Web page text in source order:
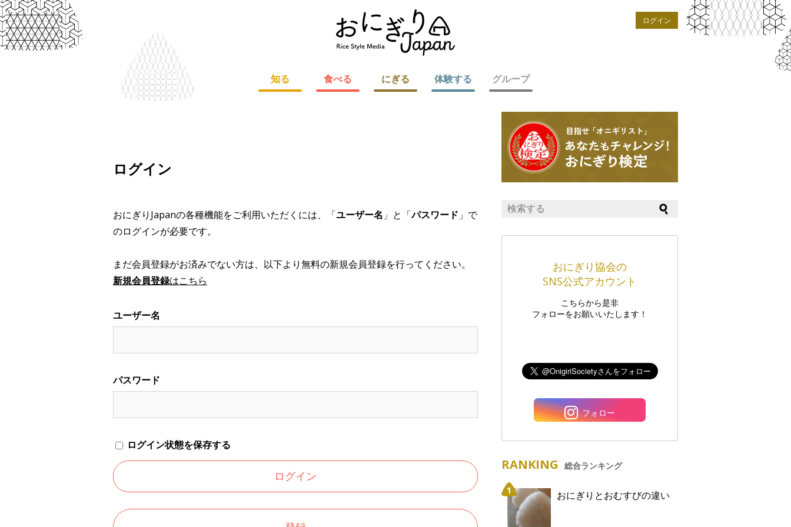
ログイン
知る 食べる にぎる 体験する グループ
ログイン
おにぎりJapanの各種機能をご利用いただくには、「ユーザー名 」と「パスワード 」で
のログインが必要です。
まだ会員登録がお済みでない方は、以下より無料の新規会員登録を行ってください。
新規会員登録はこちら
ユーザー名
パスワード
ログイン状態を保存する
おにぎり協会の
SNS公式アカウント
こちらから是非
フォローをお願いいたします！
フォロー
RANKING 総合ランキング
おにぎりとおむすびの違い